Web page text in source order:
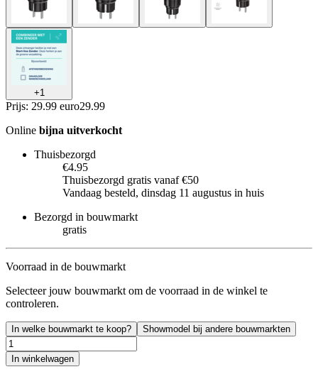
+1
Prijs: 29.99 euro29.99
Online bijna uitverkocht
Thuisbezorgd
€4.95
Thuisbezorgd gratis vanaf €50
Vandaag besteld, dinsdag 11 augustus in huis
Bezorgd in bouwmarkt
gratis
Voorraad in de bouwmarkt
Selecteer jouw bouwmarkt om de voorraad in de winkel te
controleren.
In welke bouwmarkt te koop? Showmodel bij andere bouwmarkten
In winkelwagen